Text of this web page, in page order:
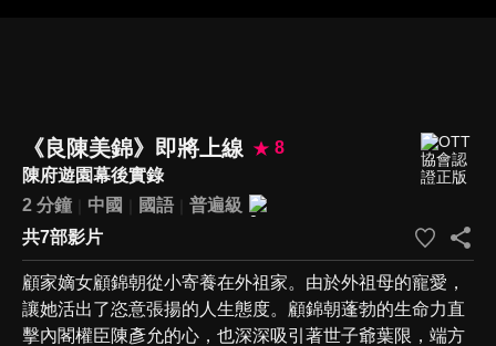
《良陳美錦》即將上線
8
陳府遊園幕後實錄
2 分鐘
中國 國語
普遍級
共7部影片
顧家嫡女顧錦朝從小寄養在外祖家。由於外祖母的寵愛，
讓她活出了恣意張揚的人生態度。顧錦朝蓬勃的生命力直
擊內閣權臣陳彥允的心，也深深吸引著世子爺葉限，端方